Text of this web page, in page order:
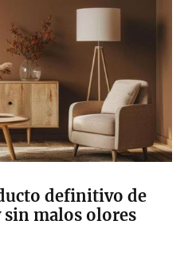
definitivo de
malos olores